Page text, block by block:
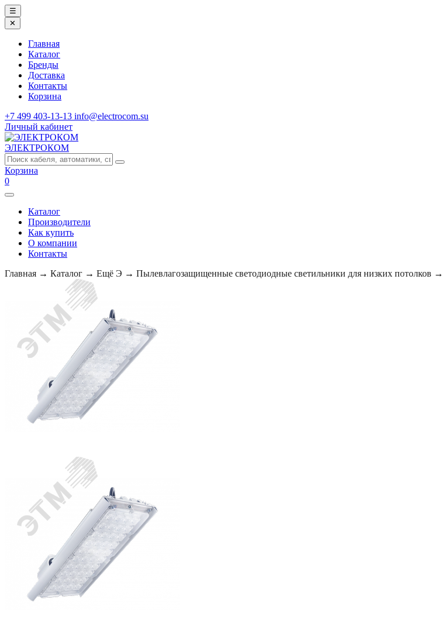
☰
✕
Главная
Каталог
Бренды
Доставка
Контакты
Корзина
+7 499 403-13-13 info@electrocom.su
Личный кабинет
ЭЛЕКТРОКОМ
Корзина
0
Каталог
Производители
Как купить
О компании
Контакты
Главная → Каталог → Ещё Э → Пылевлагозащищенные светодиодные светильники для низких потолков →